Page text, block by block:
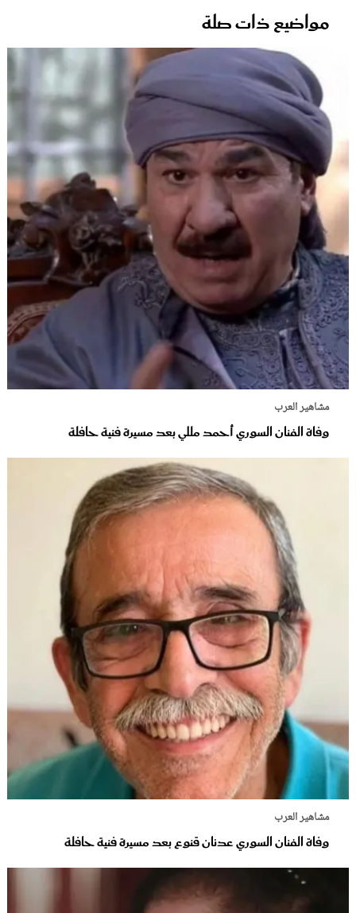
مواضيع ذات صلة
مشاهير العرب
وفاة الفنان السوري أحمد مللي بعد مسيرة فنية حافلة
مشاهير العرب
وفاة الفنان السوري عدنان قنوع بعد مسيرة فنية حافلة